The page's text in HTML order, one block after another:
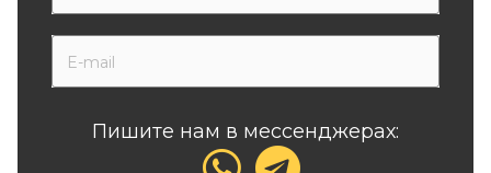
Пишите нам в мессенджерах: